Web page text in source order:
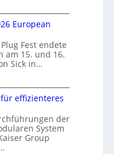
European
Fest endete
am 15. und 16.
Sick in…
effizienteres
der
System
Group